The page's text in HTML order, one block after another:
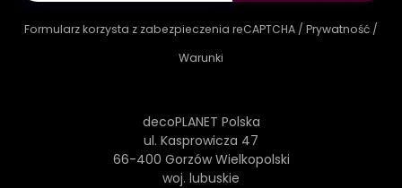
Formularz korzysta z zabezpieczenia reCAPTCHA / Prywatność /
Warunki
decoPLANET Polska
ul. Kasprowicza 47
66-400 Gorzów Wielkopolski
woj. lubuskie